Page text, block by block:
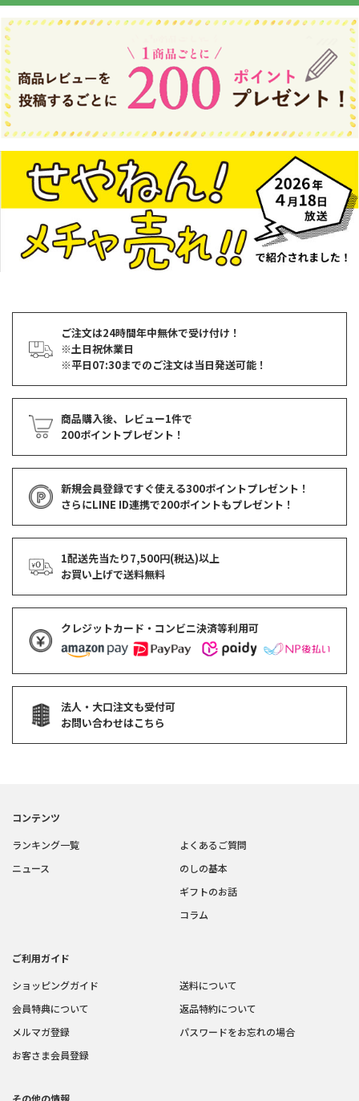
ご注文は24時間年中無休で受け付け！
※土日祝休業日
※平日07:30までのご注文は当日発送可能！
商品購入後、レビュー1件で
200ポイントプレゼント！
新規会員登録ですぐ使える300ポイントプレゼント！
さらにLINE ID連携で200ポイントもプレゼント！
1配送先当たり7,500円(税込)以上
お買い上げで送料無料
クレジットカード・コンビニ決済等利用可
法人・大口注文も受付可
お問い合わせはこちら
コンテンツ
ランキング一覧
ニュース
よくあるご質問
のしの基本
ギフトのお話
コラム
ご利用ガイド
ショッピングガイド
会員特典について
メルマガ登録
お客さま会員登録
送料について
返品特約について
パスワードをお忘れの場合